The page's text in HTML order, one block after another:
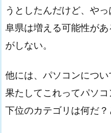
うとしたんだけど、や
阜県は増える可能性が
がしない。
他には、パソコンについ
果たしてこれってパソコ
下位のカテゴリは何だ？